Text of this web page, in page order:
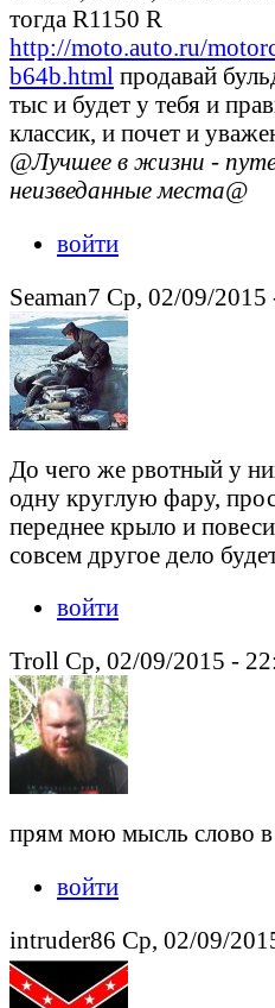
тогда R1150 R
http://moto.auto.ru/
b64b.html продавай
тыс и будет у тебя и
классик, и почет и
@Лучшее в жизни -
неизведанные места@
войти
Seaman7 Ср, 02/09/2015
До чего же рвотный у
одну круглую фару,
переднее крыло и
совсем другое дело
войти
Troll Ср, 02/09/2015 -
прям мою мысль слово в
войти
intruder86 Ср, 02/09/